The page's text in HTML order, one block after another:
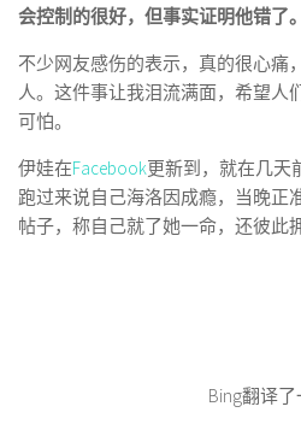
会控制的很好，但事实证明他错了。
不少网友感伤的表示，真的很心痛
人。这件事让我泪流满面，希望人
可怕。
伊娃在Facebook更新到，就在几天
跑过来说自己海洛因成瘾，当晚正
帖子，称自己就了她一命，还彼此
Bing翻译